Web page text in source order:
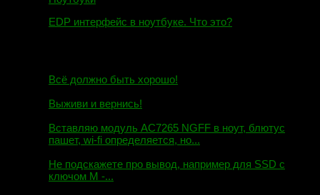
EDP интерфейс в ноутбуке. Что это?
Всё должно быть хорошо!
Выживи и вернись!
Вставляю модуль AC7265 NGFF в ноут, блютус
пашет, wi-fi определяется, но...
Не подскажете про вывод, например для SSD c
ключом М -...